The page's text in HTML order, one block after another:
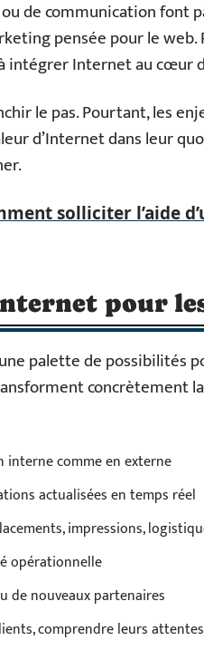
de communication font
pensée pour le
intégrer Internet au cœur
le pas. Pourtant, les
d’Internet dans leur
solliciter l’aide
pour
palette de possibilités
concrètement
interne comme en externe
actualisées en temps réel
impressions,
opérationnelle
de nouveaux partenaires
comprendre leurs attentes